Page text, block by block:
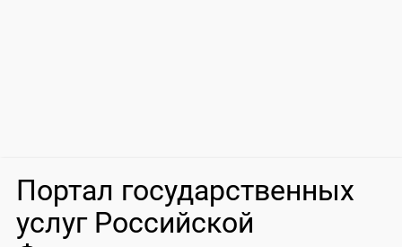
Портал государственных
услуг Российской